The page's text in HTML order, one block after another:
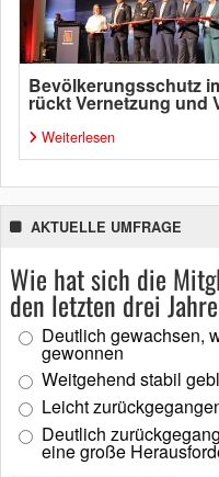
Bevölkerungsschutz
rückt Vernetzung und
Weiterlesen
AKTUELLE UMFRAGE
Wie hat sich die
den letzten drei
Deutlich gewachsen,
gewonnen
Weitgehend stabil
Leicht
Deutlich
eine große